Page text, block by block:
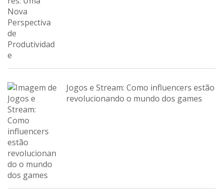
Jogos e Stream: Como influencers estão
revolucionando o mundo dos games